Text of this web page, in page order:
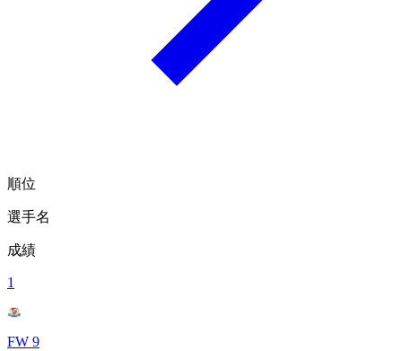
順位
選手名
成績
1
FW 9